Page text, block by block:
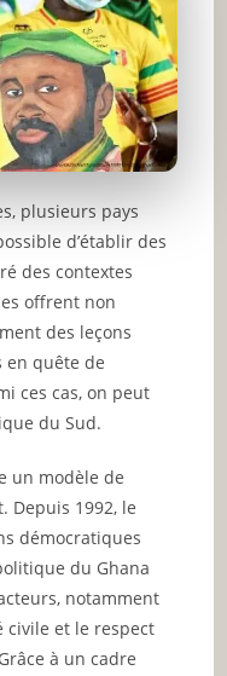
plusieurs pays
d’établir des
des contextes
offrent non
des leçons
en quête de
ces cas, on peut
du Sud.
un modèle de
Depuis 1992, le
démocratiques
du Ghana
notamment
civile et le respect
à un cadre